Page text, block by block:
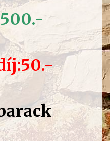
500.-